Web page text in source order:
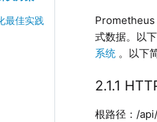
最佳实践
Prometheus
式数据。以
系统 。以下
2.1.1
根路径：/